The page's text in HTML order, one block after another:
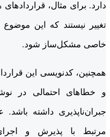
دارد. برای مثال،
تغییر نیستند که این
خاصی مشکل‌ساز شود.
همچنین، کدنویسی این
و خطاهای احتمالی در
جبران‌ناپذیری داشته باشد.
مرتبط با پذیرش و